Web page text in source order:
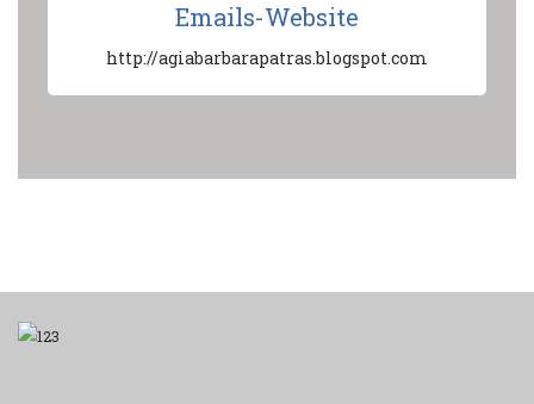
Emails-Website
http://agiabarbarapatras.blogspot.com